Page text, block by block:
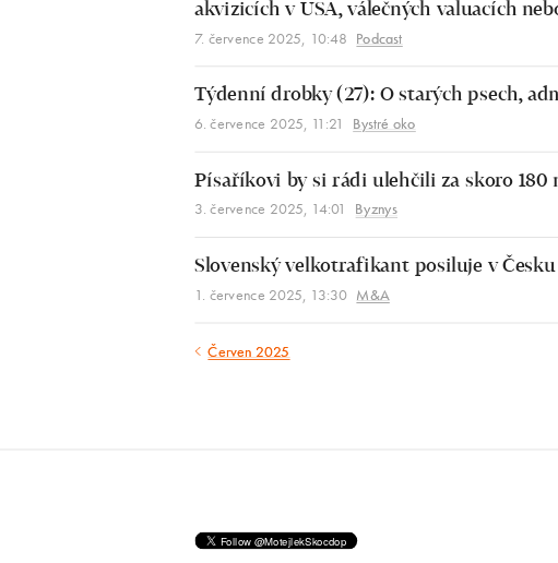
akvizicích v USA, válečných valuacích
7. července 2025, 10:48 Podcast
Týdenní drobky (27): O starých psech,
6. července 2025, 11:21 Bystré oko
Písaříkovi by si rádi ulehčili za skoro
3. července 2025, 14:01 Byznys
Slovenský velkotrafikant posiluje v Česku
1. července 2025, 13:30 M&A
Červen
Červen 2025